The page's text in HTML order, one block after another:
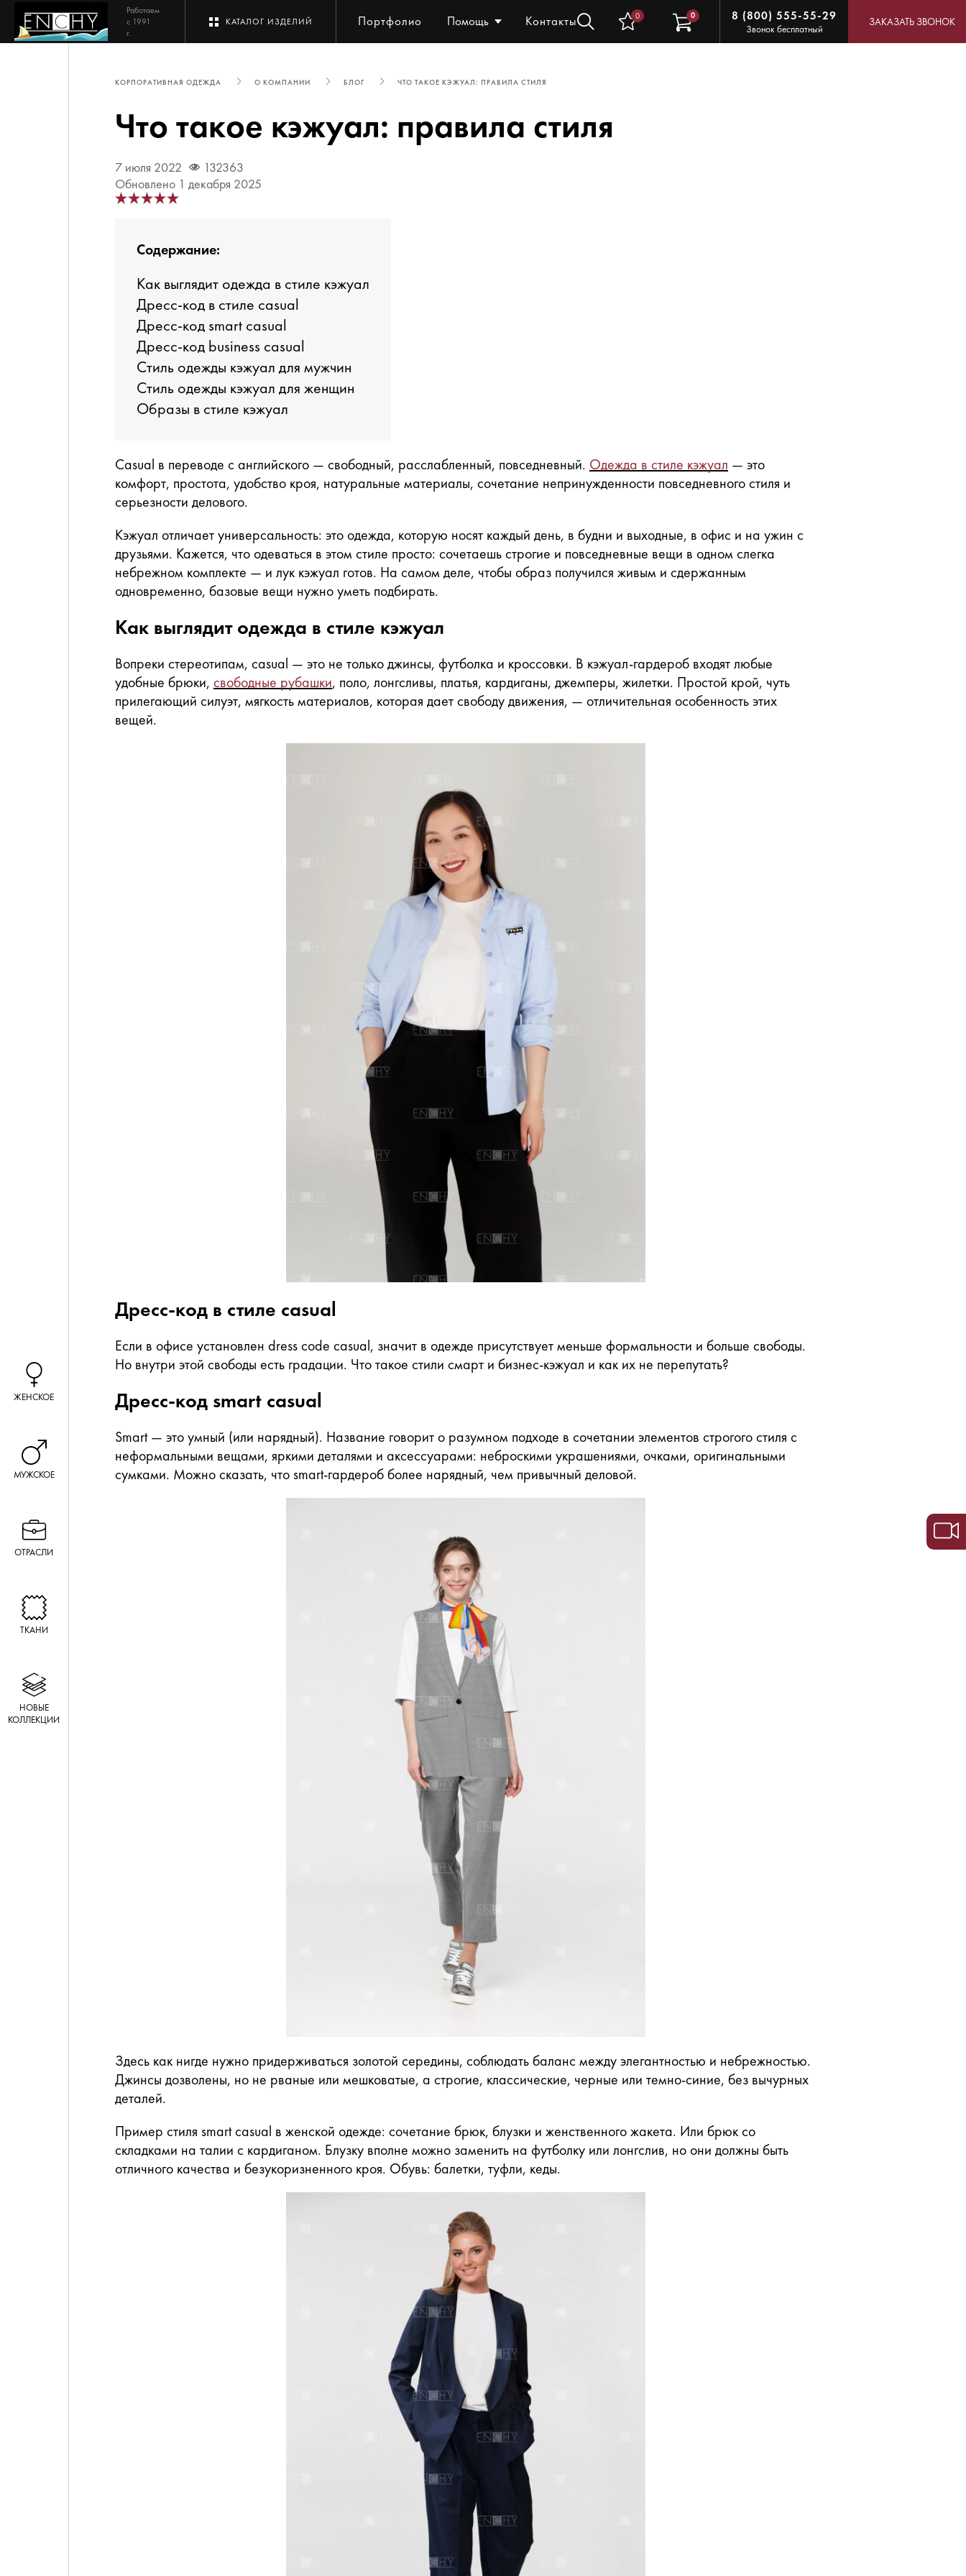
Работаем
с 1991
г.
КАТАЛОГ ИЗДЕЛИЙ Портфолио Помощь Контакты 0 0 8 (800) 555-55-29
Звонок бесплатный
ЗАКАЗАТЬ ЗВОНОК
ЖЕНСКОЕ
МУЖСКОЕ
ОТРАСЛИ
ТКАНИ
НОВЫЕ
КОЛЛЕКЦИИ
КОРПОРАТИВНАЯ ОДЕЖДА О КОМПАНИИ БЛОГ ЧТО ТАКОЕ КЭЖУАЛ: ПРАВИЛА СТИЛЯ
Что такое кэжуал: правила стиля
7 июля 2022
132363
Обновлено 1 декабря 2025
Содержание:
Как выглядит одежда в стиле кэжуал
Дресс-код в стиле casual
Дресс-код smart casual
Дресс-код business casual
Стиль одежды кэжуал для мужчин
Стиль одежды кэжуал для женщин
Образы в стиле кэжуал
Casual в переводе с английского — свободный, расслабленный, повседневный. Одежда в стиле кэжуал — это
комфорт, простота, удобство кроя, натуральные материалы, сочетание непринужденности повседневного стиля и
серьезности делового.
Кэжуал отличает универсальность: это одежда, которую носят каждый день, в будни и выходные, в офис и на ужин с
друзьями. Кажется, что одеваться в этом стиле просто: сочетаешь строгие и повседневные вещи в одном слегка
небрежном комплекте — и лук кэжуал готов. На самом деле, чтобы образ получился живым и сдержанным
одновременно, базовые вещи нужно уметь подбирать.
Как выглядит одежда в стиле кэжуал
Вопреки стереотипам, casual — это не только джинсы, футболка и кроссовки. В кэжуал-гардероб входят любые
удобные брюки, свободные рубашки, поло, лонгсливы, платья, кардиганы, джемперы, жилетки. Простой крой, чуть
прилегающий силуэт, мягкость материалов, которая дает свободу движения, — отличительная особенность этих
вещей.
Дресс-код в стиле casual
Если в офисе установлен dress code casual, значит в одежде присутствует меньше формальности и больше свободы.
Но внутри этой свободы есть градации. Что такое стили смарт и бизнес-кэжуал и как их не перепутать?
Дресс-код smart casual
Smart — это умный (или нарядный). Название говорит о разумном подходе в сочетании элементов строгого стиля с
неформальными вещами, яркими деталями и аксессуарами: неброскими украшениями, очками, оригинальными
сумками. Можно сказать, что smart-гардероб более нарядный, чем привычный деловой.
Здесь как нигде нужно придерживаться золотой середины, соблюдать баланс между элегантностью и небрежностью.
Джинсы дозволены, но не рваные или мешковатые, а строгие, классические, черные или темно-синие, без вычурных
деталей.
Пример стиля smart casual в женской одежде: сочетание брюк, блузки и женственного жакета. Или брюк со
складками на талии с кардиганом. Блузку вполне можно заменить на футболку или лонгслив, но они должны быть
отличного качества и безукоризненного кроя. Обувь: балетки, туфли, кеды.